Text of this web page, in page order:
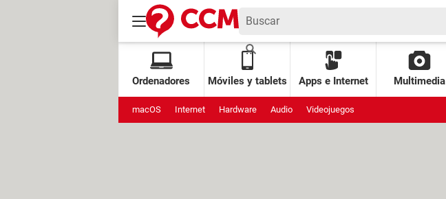
Ordenadores Móviles y tablets Apps e Internet Multimedia
macOS Internet Hardware Audio Videojuegos